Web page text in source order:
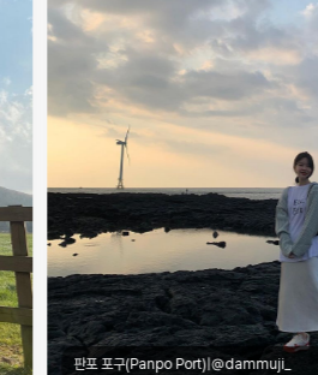
판포 포구(Panpo Port)|@dammuji_